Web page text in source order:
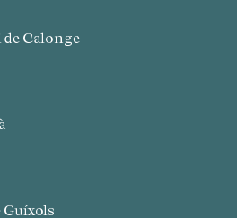
de Calonge
Guíxols